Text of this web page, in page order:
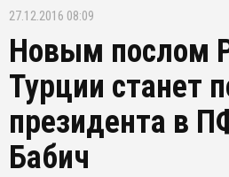
27.12.2016 08:09
Новым послом
Турции станет
президента в
Бабич